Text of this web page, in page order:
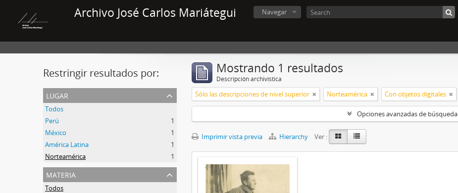
Archivo José Carlos Mariátegui Navegar
Restringir resultados por:
lugar
Todos
Perú
1
México
1
América Latina
1
Norteamérica
1
materia
Todos
Mostrando 1 resultados
Descripción archivística
Sólo las descripciones de nivel superior Norteamérica Con objetos digitales
Opciones avanzadas de búsqueda
Imprimir vista previa Hierarchy Ver :